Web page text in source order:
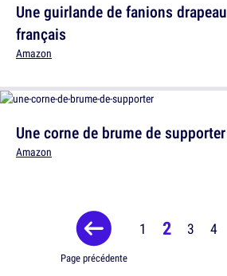
Une guirlande de fanions drapeau
français
Amazon
Une corne de brume de supporter
Amazon
Page précédente
1 2 3 4